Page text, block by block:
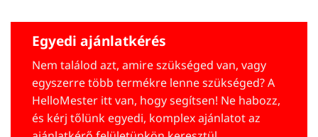
Egyedi ajánlatkérés
Nem találod azt, amire szükséged van, vagy
egyszerre több termékre lenne szükséged? A
HelloMester itt van, hogy segítsen! Ne habozz,
és kérj tőlünk egyedi, komplex ajánlatot az